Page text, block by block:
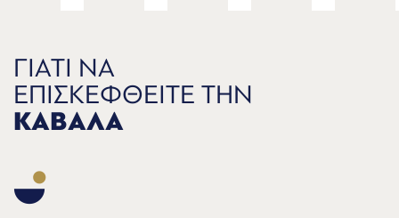
ΓΙΑΤΙ ΝΑ
ΕΠΙΣΚΕΦΘΕΙΤΕ ΤΗΝ
ΚΑΒΑΛΑ